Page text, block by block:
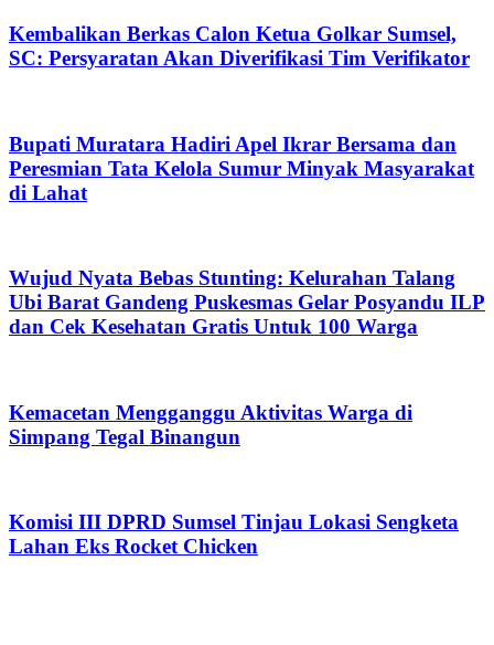
Kembalikan Berkas Calon Ketua Golkar Sumsel,
SC: Persyaratan Akan Diverifikasi Tim Verifikator
Bupati Muratara Hadiri Apel Ikrar Bersama dan
Peresmian Tata Kelola Sumur Minyak Masyarakat
di Lahat
Wujud Nyata Bebas Stunting: Kelurahan Talang
Ubi Barat Gandeng Puskesmas Gelar Posyandu ILP
dan Cek Kesehatan Gratis Untuk 100 Warga
Kemacetan Mengganggu Aktivitas Warga di
Simpang Tegal Binangun
Komisi III DPRD Sumsel Tinjau Lokasi Sengketa
Lahan Eks Rocket Chicken